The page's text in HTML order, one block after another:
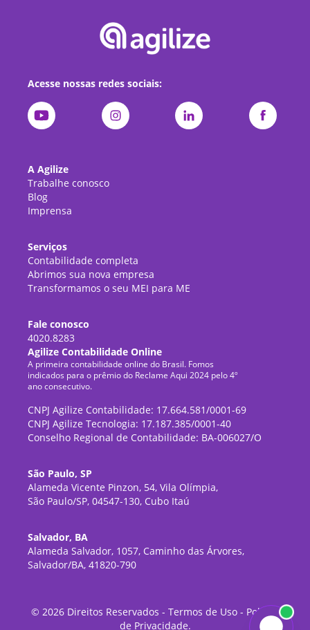
Acesse nossas redes sociais:
A Agilize
Trabalhe conosco
Blog
Imprensa
Serviços
Contabilidade completa
Abrimos sua nova empresa
Transformamos o seu MEI para ME
Fale conosco
4020.8283
Agilize Contabilidade Online
A primeira contabilidade online do Brasil. Fomos
indicados para o prêmio do Reclame Aqui 2024 pelo 4º
ano consecutivo.
CNPJ Agilize Contabilidade: 17.664.581/0001-69
CNPJ Agilize Tecnologia: 17.187.385/0001-40
Conselho Regional de Contabilidade: BA-006027/O
São Paulo, SP
Alameda Vicente Pinzon, 54, Vila Olímpia,
São Paulo/SP, 04547-130, Cubo Itaú
Salvador, BA
Alameda Salvador, 1057, Caminho das Árvores,
Salvador/BA, 41820-790
© 2026Direitos Reservados - Termos de Uso- Política
de Privacidade.